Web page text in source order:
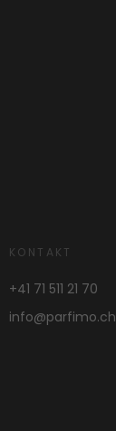
KONTAKT
+41 71 511 21 70
info@parfimo.ch